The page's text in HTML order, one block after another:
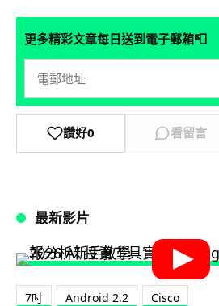
更多精彩文章每日送到電子郵箱📮
讚好0 看留言
最新影片
7吋 Android 2.2 Cisco